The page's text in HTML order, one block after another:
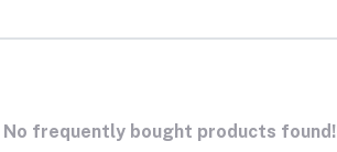
No frequently bought products found!